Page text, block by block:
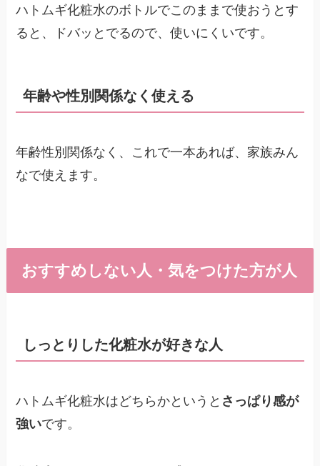
ハトムギ化粧水のボトルでこのままで使おうとす
ると、ドバッとでるので、使いにくいです。
年齢や性別関係なく使える
年齢性別関係なく、これで一本あれば、家族みん
なで使えます。
おすすめしない人・気をつけた方が人
しっとりした化粧水が好きな人
ハトムギ化粧水はどちらかというと さっぱり感が
強いです。